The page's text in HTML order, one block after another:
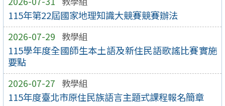
115年第22屆國家地理知識大競賽競賽辦法
2026-07-29 教學組
115學年度全國師生本土語及新住民語歌謠比賽實施
要點
2026-07-27 教學組
115年度臺北市原住民族語言主題式課程報名簡章